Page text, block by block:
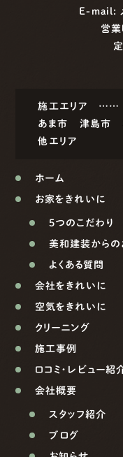
E-mail:
営
施工エリア
あま市
津島市
他エリア
ホーム
お家をきれいに
5つのこだわり
美和建装からの
よくある質問
会社をきれいに
空気をきれいに
クリーニング
施工事例
口コミ・レビュー紹
会社概要
スタッフ紹介
ブログ